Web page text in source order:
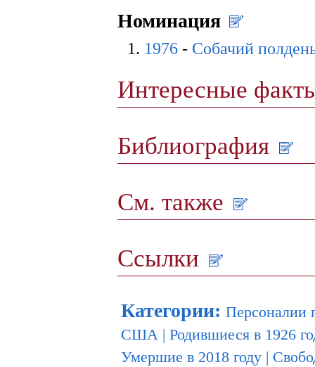
Номинация
1976 - Собачий
Интересные
Библиография
См. также
Ссылки
Категории: Персоналии
США | Родившиеся в 1926
Умершие в 2018 году |